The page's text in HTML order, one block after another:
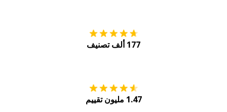
177 ألف تصنيف
1.47 مليون تقييم